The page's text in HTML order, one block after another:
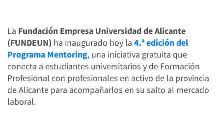
La Fundación Empresa Universidad de Alicante
(FUNDEUN) ha inaugurado hoy la 4.ª edición del
Programa Mentoring, una iniciativa gratuita que
conecta a estudiantes universitarios y de Formación
Profesional con profesionales en activo de la provincia
de Alicante para acompañarlos en su salto al mercado
laboral.